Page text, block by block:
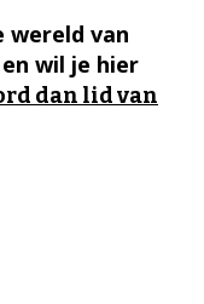
wereld van
wil je hier
dan lid van